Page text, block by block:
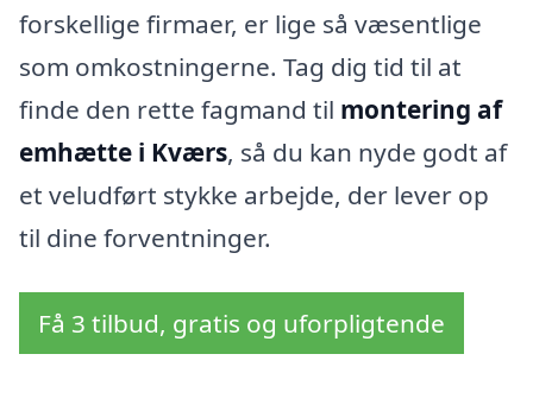
forskellige firmaer, er lige så væsentlige
som omkostningerne. Tag dig tid til at
finde den rette fagmand til montering af
emhætte i Kværs, så du kan nyde godt af
et veludført stykke arbejde, der lever op
til dine forventninger.
Få 3 tilbud, gratis og uforpligtende